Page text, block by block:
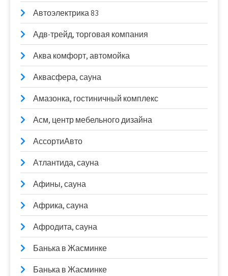
Автоэлектрика 83
Адв-трейд, торговая компания
Аква комфорт, автомойка
Аквасфера, сауна
Амазонка, гостиничный комплекс
Асм, центр мебельного дизайна
АссортиАвто
Атлантида, сауна
Афины, сауна
Африка, сауна
Афродита, сауна
Банька в Жасминке
Банька в Жасминке